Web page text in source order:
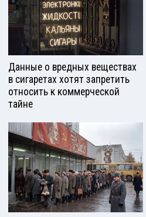
Данные о вредных веществах
в сигаретах хотят запретить
относить к коммерческой
тайне